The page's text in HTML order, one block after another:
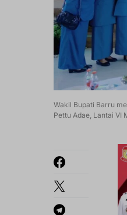
Wakil Bupati Barru
Pettu Adae, Lantai VI